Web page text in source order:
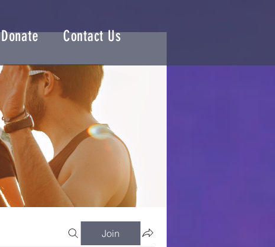
Donate Contact Us
Join